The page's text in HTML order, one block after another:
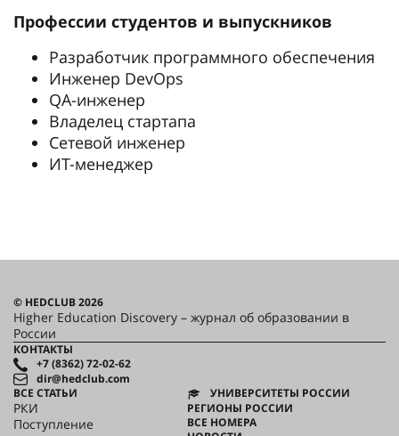
Профессии студентов и выпускников
Разработчик программного обеспечения
Инженер DevOps
QA-инженер
Владелец стартапа
Сетевой инженер
ИТ-менеджер
© HEDCLUB 2026
Higher Education Discovery – журнал об образовании в
России
КОНТАКТЫ
+7 (8362) 72-02-62
dir@hedclub.com
ВСЕ СТАТЬИ
РКИ
Поступление
УНИВЕРСИТЕТЫ РОССИИ
РЕГИОНЫ РОССИИ
ВСЕ НОМЕРА